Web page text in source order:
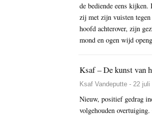
de bediende eens kijken.
zij met zijn vuisten
hoofd achterover, zijn
mond en ogen wijd
Ksaf – De kunst van
Ksaf Vandeputte - 22 juli
Nieuw, positief gedrag
volgehouden